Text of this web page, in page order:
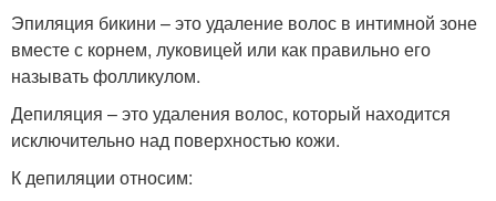
Эпиляция бикини – это удаление волос в интимной зоне
вместе с корнем, луковицей или как правильно его
называть фолликулом.
Депиляция – это удаления волос, который находится
исключительно над поверхностью кожи.
К депиляции относим: